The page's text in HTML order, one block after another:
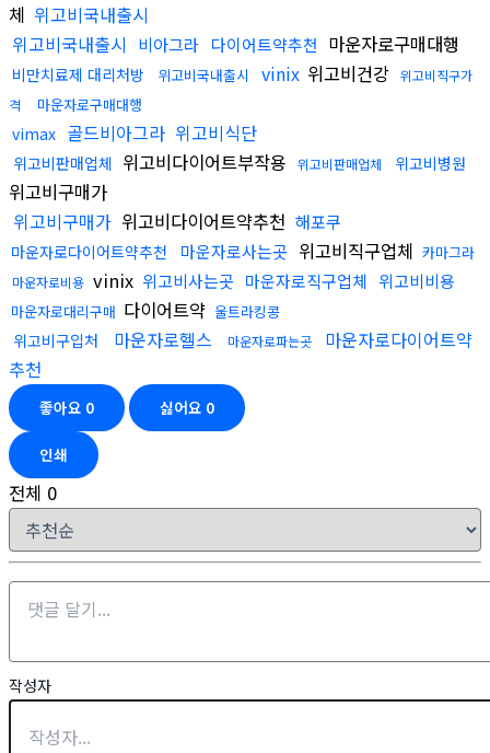
체 위고비국내출시
위고비국내출시
비아그라 다이어트약추천 마운자로구매대행
비만치료제 대리처방 위고비국내출시 vinix 위고비건강 위고비직구가
격
마운자로구매대행
vimax 골드비아그라 위고비식단
위고비판매업체 위고비다이어트부작용 위고비판매업체 위고비병원
위고비구매가
위고비구매가 위고비다이어트약추천 해포쿠
마운자로다이어트약추천 마운자로사는곳 위고비직구업체 카마그라
마운자로비용 vinix 위고비사는곳 마운자로직구업체 위고비비용
마운자로대리구매 다이어트약 울트라킹콩
위고비구입처 마운자로헬스 마운자로파는곳
마운자로다이어트약
추천
좋아요 0 싫어요 0
인쇄
전체 0
작성자